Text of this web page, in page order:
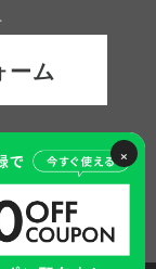
×
ーム
返信いたします。